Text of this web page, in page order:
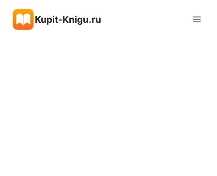
содержимому
Kupit-Knigu.ru